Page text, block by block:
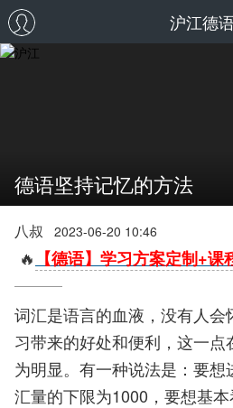
沪江德
德语坚持记忆的方法
八叔 2023-06-20 10:46
🔥 【德语】学习方案定制+课
词汇是语言的血液，没有人
习带来的好处和便利，这一
为明显。有一种说法是：要
汇量的下限为1000，要想基